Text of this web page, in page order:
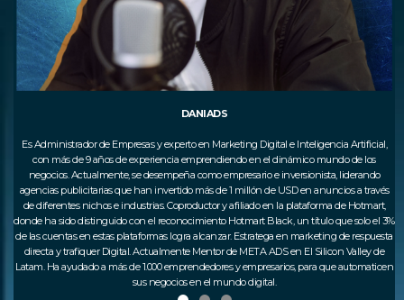
DANIADS
Es Administrador de Empresas y experto en Marketing Digital e Inteligencia Artificial,
con más de 9 años de experiencia emprendiendo en el dinámico mundo de los
negocios. Actualmente, se desempeña como empresario e inversionista, liderando
agencias publicitarias que han invertido más de 1 millón de USD en anuncios a través
de diferentes nichos e industrias. Coproductor y afiliado en la plataforma de Hotmart,
donde ha sido distinguido con el reconocimiento Hotmart Black, un título que solo el 3%
de las cuentas en estas plataformas logra alcanzar. Estratega en marketing de respuesta
directa y trafiquer Digital. Actualmente Mentor de META ADS en El Silicon Valley de
Latam. Ha ayudado a más de 1.000 emprendedores y empresarios, para que automaticen
sus negocios en el mundo digital.